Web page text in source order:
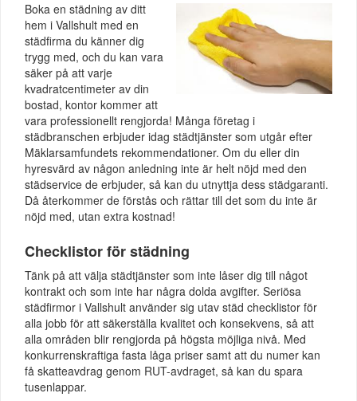
Boka en städning av ditt
hem i Vallshult med en
städfirma du känner dig
trygg med, och du kan vara
säker på att varje
kvadratcentimeter av din
bostad, kontor kommer att
vara professionellt rengjorda! Många företag i
städbranschen erbjuder idag städtjänster som utgår efter
Mäklarsamfundets rekommendationer. Om du eller din
hyresvärd av någon anledning inte är helt nöjd med den
städservice de erbjuder, så kan du utnyttja dess städgaranti.
Då återkommer de förstås och rättar till det som du inte är
nöjd med, utan extra kostnad!
Checklistor för städning
Tänk på att välja städtjänster som inte låser dig till något
kontrakt och som inte har några dolda avgifter. Seriösa
städfirmor i Vallshult använder sig utav städ checklistor för
alla jobb för att säkerställa kvalitet och konsekvens, så att
alla områden blir rengjorda på högsta möjliga nivå. Med
konkurrenskraftiga fasta låga priser samt att du numer kan
få skatteavdrag genom RUT-avdraget, så kan du spara
tusenlappar.